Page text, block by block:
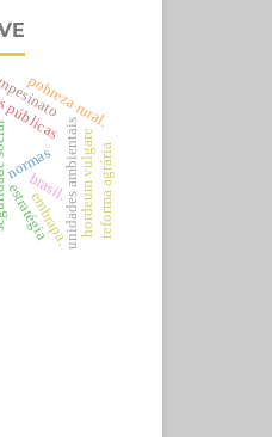
unidades ambientais
pobreza rural.
normas
estratégia
brasil. hordeum vulgare
embrapa. reforma agrária